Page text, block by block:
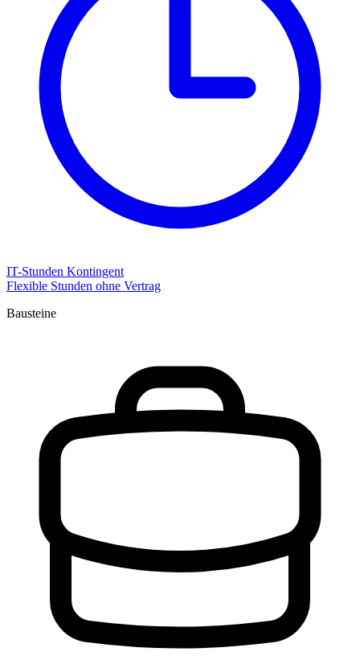
IT-Stunden Kontingent
Flexible Stunden ohne Vertrag
Bausteine